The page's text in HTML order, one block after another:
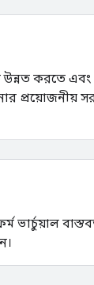
করতে
প্রয়োজনীয়
ভার্চুয়াল